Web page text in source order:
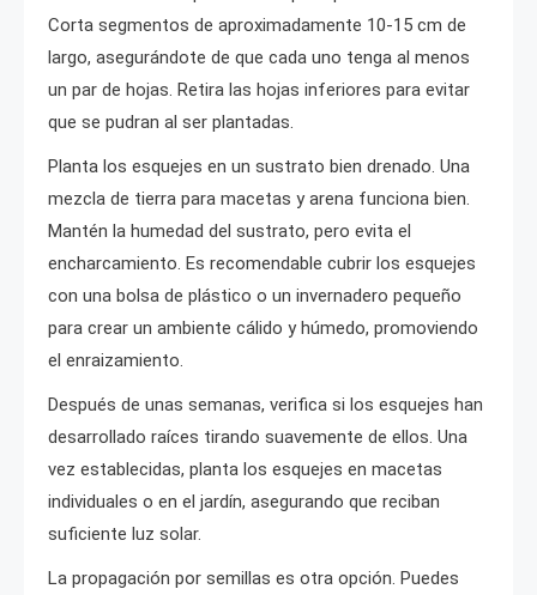
Corta segmentos de aproximadamente 10-15 cm de
largo, asegurándote de que cada uno tenga al menos
un par de hojas. Retira las hojas inferiores para evitar
que se pudran al ser plantadas.
Planta los esquejes en un sustrato bien drenado. Una
mezcla de tierra para macetas y arena funciona bien.
Mantén la humedad del sustrato, pero evita el
encharcamiento. Es recomendable cubrir los esquejes
con una bolsa de plástico o un invernadero pequeño
para crear un ambiente cálido y húmedo, promoviendo
el enraizamiento.
Después de unas semanas, verifica si los esquejes han
desarrollado raíces tirando suavemente de ellos. Una
vez establecidas, planta los esquejes en macetas
individuales o en el jardín, asegurando que reciban
suficiente luz solar.
La propagación por semillas es otra opción. Puedes